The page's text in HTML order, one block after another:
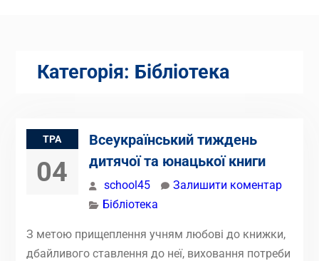
Категорія: Бібліотека
ТРА
04
Всеукраїнський тиждень
дитячої та юнацької книги
school45
Залишити коментар
Бібліотека
З метою прищеплення учням любові до книжки,
дбайливого ставлення до неї, виховання потреби